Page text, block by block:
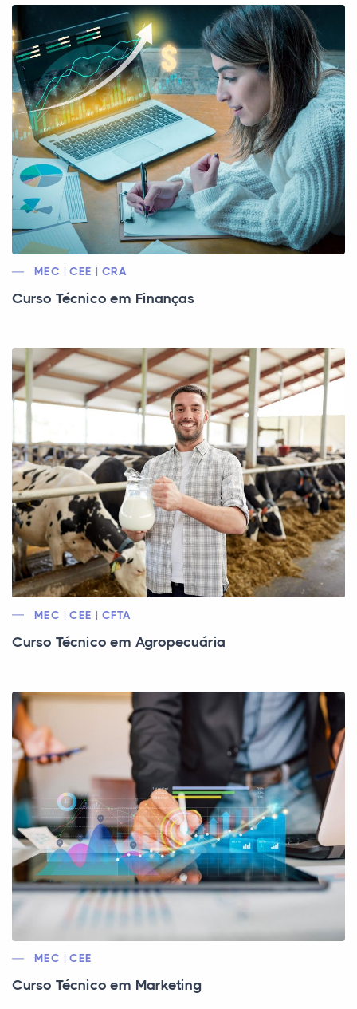
MEC | CEE | CRA
Curso Técnico em Finanças
MEC | CEE | CFTA
Curso Técnico em Agropecuária
MEC | CEE
Curso Técnico em Marketing